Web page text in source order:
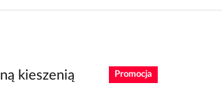
kieszenią Promocja